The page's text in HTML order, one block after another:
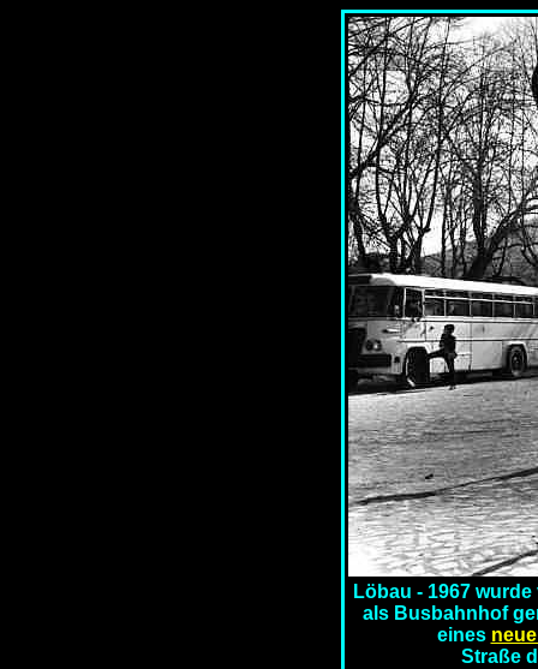
Löbau - 1967
als Busbahnhof
eines
Straße